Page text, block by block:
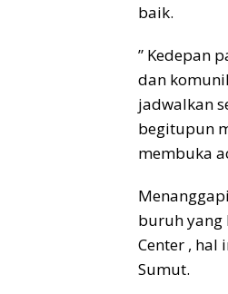
baik.
” Kedepan
dan
jadwalkan
begitupun
membuka
buruh yang
Center , hal
Sumut.